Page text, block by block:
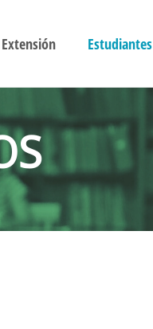
Extensión Estudiantes